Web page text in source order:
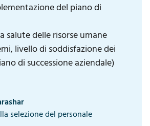
del piano di
salute delle risorse umane
livello di soddisfazione dei
di successione aziendale)
selezione del personale